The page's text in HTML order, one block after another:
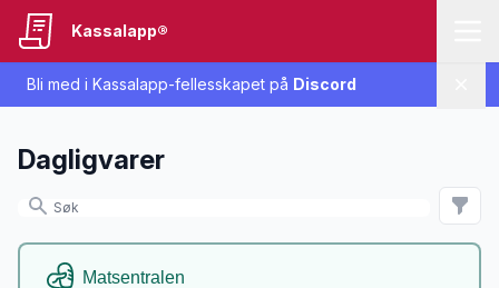
Bli med i Kassalapp-fellesskapet på Discord
Kassalapp®
Dagligvarer